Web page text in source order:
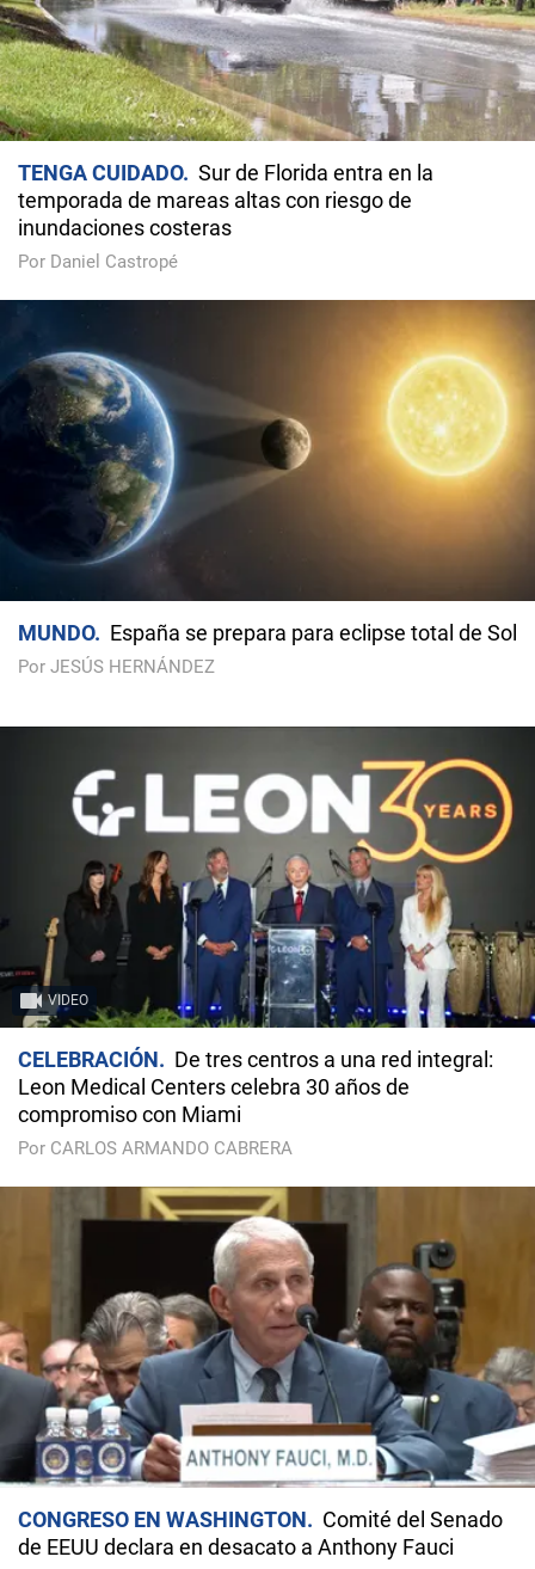
TENGA CUIDADO
Sur de Florida entra en la
temporada de mareas altas con riesgo de
inundaciones costeras
Por Daniel Castropé
MUNDO España se prepara para eclipse total de Sol
Por JESÚS HERNÁNDEZ
VIDEO
CELEBRACIÓN
De tres centros a una red integral:
Leon Medical Centers celebra 30 años de
compromiso con Miami
Por CARLOS ARMANDO CABRERA
CONGRESO EN WASHINGTON
Comité del Senado
de EEUU declara en desacato a Anthony Fauci